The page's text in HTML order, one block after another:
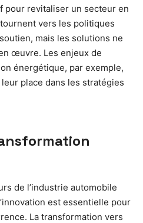
pour revitaliser un secteur en
vers les politiques
mais les solutions ne
œuvre. Les enjeux de
énergétique, par exemple,
place dans les stratégies
de l’industrie automobile
est essentielle pour
La transformation vers